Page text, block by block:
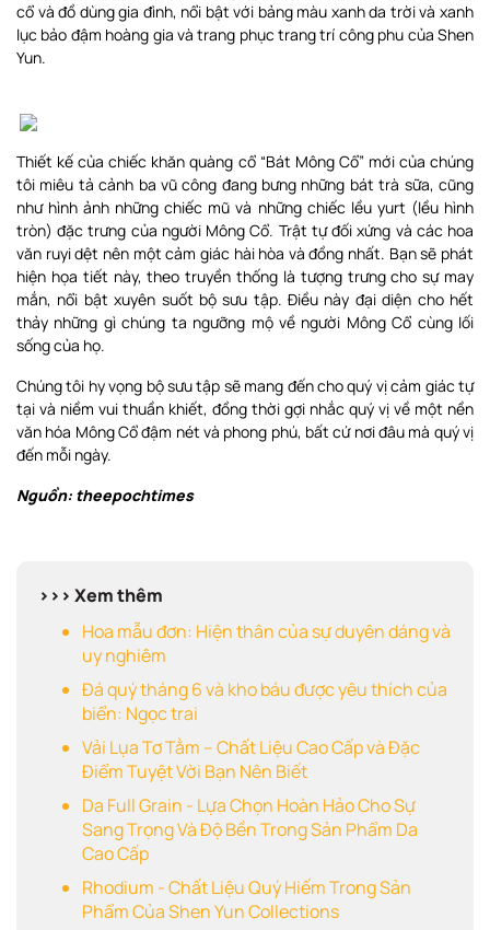
cổ và đồ dùng gia đình, nổi bật với bảng màu xanh da trời và xanh
lục bảo đậm hoàng gia và trang phục trang trí công phu của Shen
Yun.
Thiết kế của chiếc khăn quàng cổ “Bát Mông Cổ” mới của chúng
tôi miêu tả cảnh ba vũ công đang bưng những bát trà sữa, cũng
như hình ảnh những chiếc mũ và những chiếc lều yurt (lều hình
tròn) đặc trưng của người Mông Cổ. Trật tự đối xứng và các hoa
văn ruyi dệt nên một cảm giác hài hòa và đồng nhất. Bạn sẽ phát
hiện họa tiết này, theo truyền thống là tượng trưng cho sự may
mắn, nổi bật xuyên suốt bộ sưu tập. Điều này đại diện cho hết
thảy những gì chúng ta ngưỡng mộ về người Mông Cổ cùng lối
sống của họ.
Chúng tôi hy vọng bộ sưu tập sẽ mang đến cho quý vị cảm giác tự
tại và niềm vui thuần khiết, đồng thời gợi nhắc quý vị về một nền
văn hóa Mông Cổ đậm nét và phong phú, bất cứ nơi đâu mà quý vị
đến mỗi ngày.
Nguồn: theepochtimes
>>> Xem thêm
Hoa mẫu đơn: Hiện thân của sự duyên dáng và
uy nghiêm
Đá quý tháng 6 và kho báu được yêu thích của
biển: Ngọc trai
Vải Lụa Tơ Tằm – Chất Liệu Cao Cấp và Đặc
Điểm Tuyệt Vời Bạn Nên Biết
Da Full Grain - Lựa Chọn Hoàn Hảo Cho Sự
Sang Trọng Và Độ Bền Trong Sản Phẩm Da
Cao Cấp
Rhodium - Chất Liệu Quý Hiếm Trong Sản
Phẩm Của Shen Yun Collections